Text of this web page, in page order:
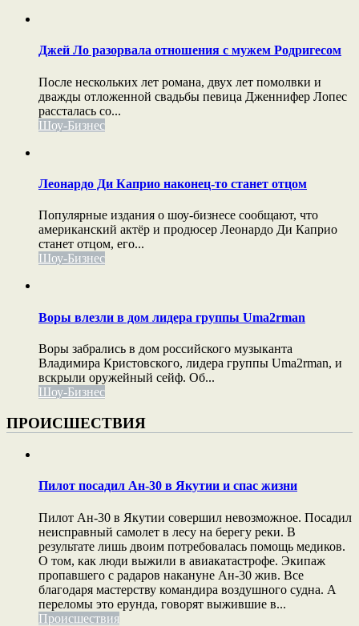
Джей Ло разорвала отношения с мужем Родригесом
После нескольких лет романа, двух лет помолвки и
дважды отложенной свадьбы певица Дженнифер Лопес
рассталась со...
Шоу-Бизнес
Леонардо Ди Каприо наконец-то станет отцом
Популярные издания о шоу-бизнесе сообщают, что
американский актёр и продюсер Леонардо Ди Каприо
станет отцом, его...
Шоу-Бизнес
Воры влезли в дом лидера группы Uma2rman
Воры забрались в дом российского музыканта
Владимира Кристовского, лидера группы Uma2rman, и
вскрыли оружейный сейф. Об...
Шоу-Бизнес
ПРОИСШЕСТВИЯ
Пилот посадил Ан-30 в Якутии и спас жизни
Пилот Ан-30 в Якутии совершил невозможное. Посадил
неисправный самолет в лесу на берегу реки. В
результате лишь двоим потребовалась помощь медиков.
О том, как люди выжили в авиакатастрофе. Экипаж
пропавшего с радаров накануне Ан-30 жив. Все
благодаря мастерству командира воздушного судна. А
переломы это ерунда, говорят выжившие в...
Происшествия